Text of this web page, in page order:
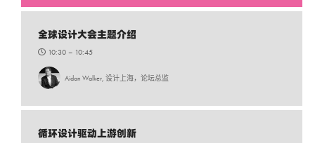
全球设计大会主题介绍
10:30 – 10:45
Aidan Walker, 设计上海，论坛总监
循环设计驱动上游创新